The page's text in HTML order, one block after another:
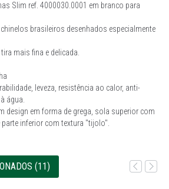
Slim ref. 4000030.0001 em branco para
brasileiros desenhados especialmente
mais fina e delicada.
leveza, resistência ao calor, anti-
água.
design em forma de grega, sola superior com
inferior com textura "tijolo".
(11)